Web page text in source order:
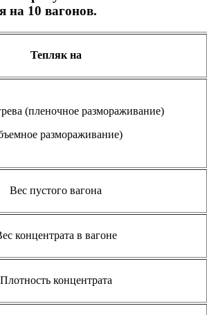
на 10 вагонов.
Тепляк на
(пленочное размораживание)
размораживание)
Вес пустого вагона
концентрата в вагоне
Плотность концентрата